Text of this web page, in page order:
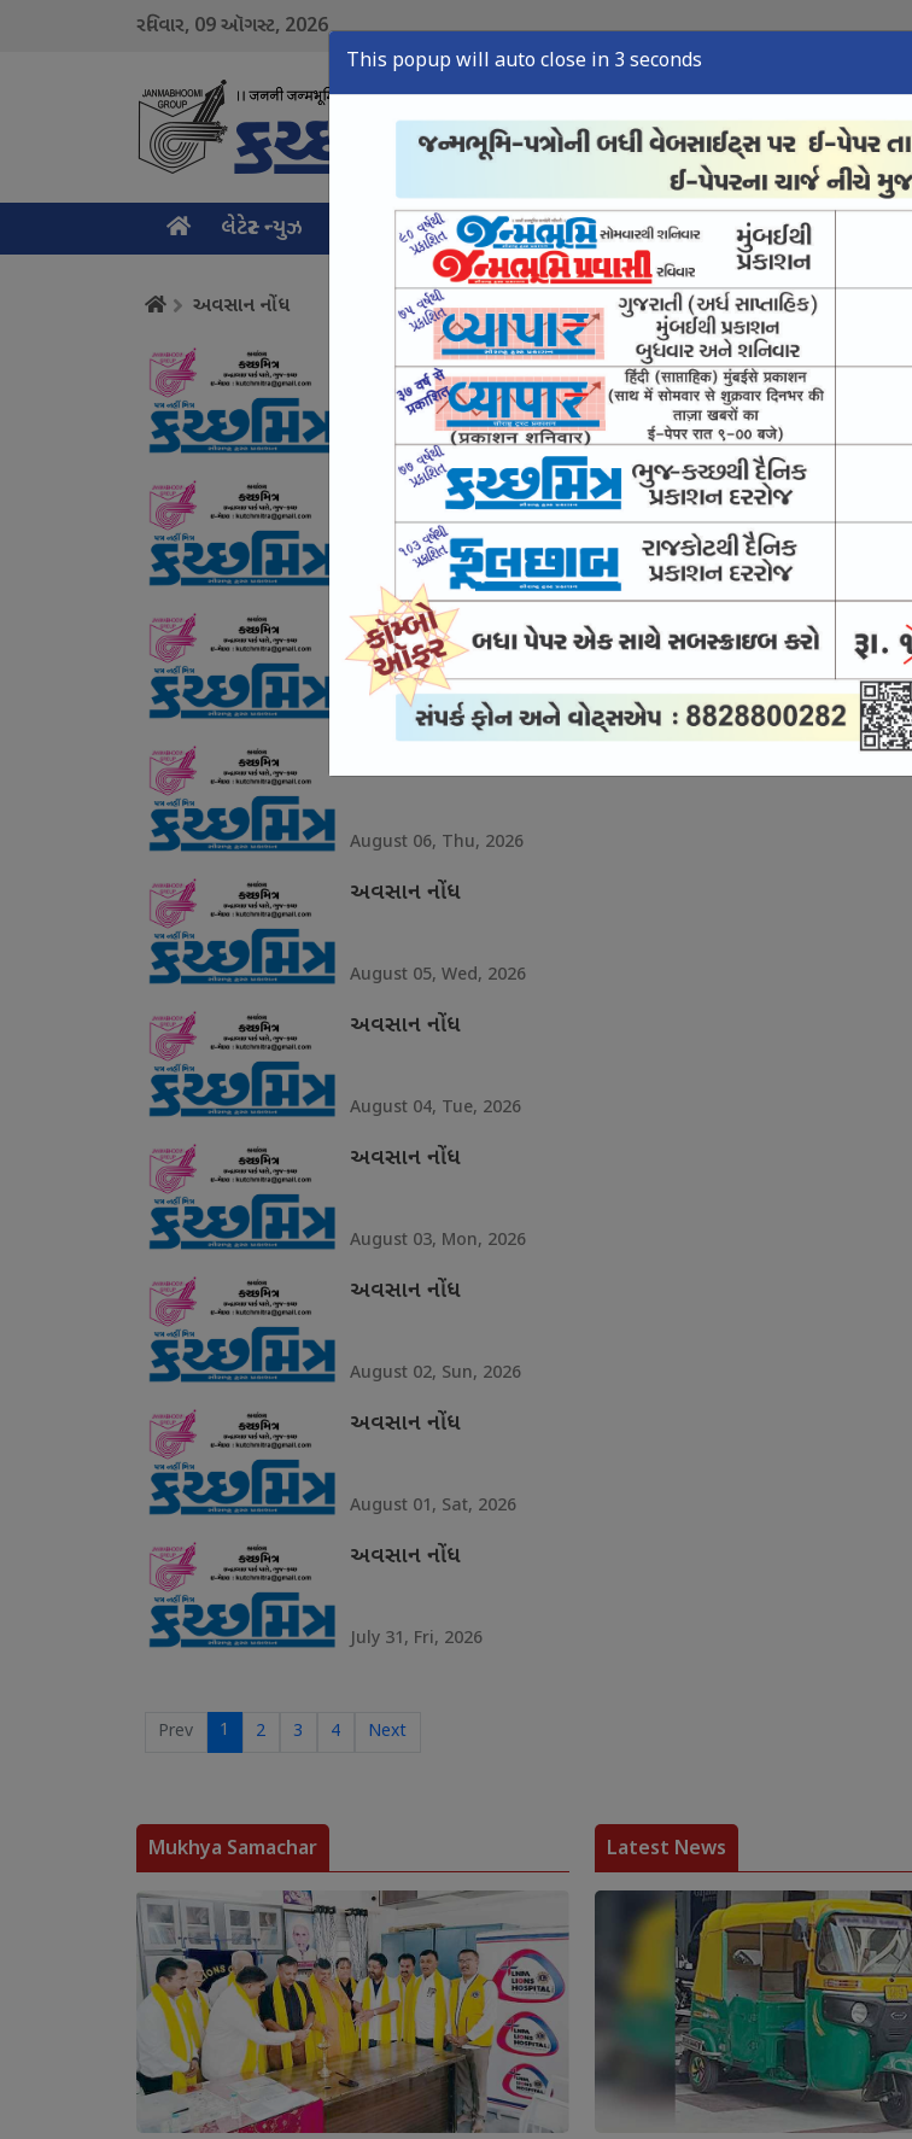
રવિવાર, 09ઑગસ્ટ, 2026
લેટેસ્ટ ન્યુઝ મુખ્ય સમાચાર ક્રાઇમ ન્યુઝ સ્પોર્ટ્સ ન્યુઝ તંત્રી લેખ
This popup will auto close in 2 seconds
અવસાન નોંધ
અવસાન નોંધ
August 09, Sun, 2026
અવસાન નોંધ
August 08, Sat, 2026
અવસાન નોંધ
August 07, Fri, 2026
August 06, Thu, 2026
અવસાન નોંધ
August 05, Wed, 2026
અવસાન નોંધ
August 04, Tue, 2026
અવસાન નોંધ
August 03, Mon, 2026
અવસાન નોંધ
August 02, Sun, 2026
અવસાન નોંધ
August 01, Sat, 2026
અવસાન નોંધ
July 31, Fri, 2026
Prev 1 2 3 4 Next
Mukhya Samachar Latest News